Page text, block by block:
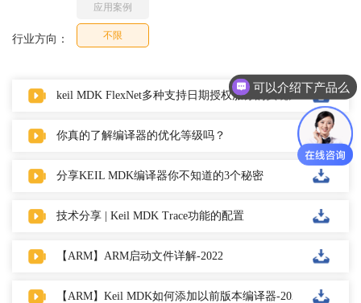
应用案例
行业方向： 不限
keil MDK FlexNet多种支持日期授权服务的实现方法
你真的了解编译器的优化等级吗？
分享KEIL MDK编译器你不知道的3个秘密
技术分享 | Keil MDK Trace功能的配置
【ARM】ARM启动文件详解-2022
【ARM】Keil MDK如何添加以前版本编译器-2022
可以介绍下产品么